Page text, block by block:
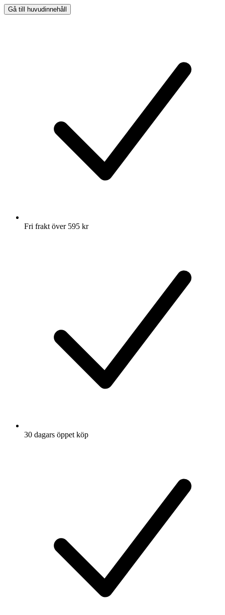
Gå till huvudinnehåll
Fri frakt över 595 kr
30 dagars öppet köp